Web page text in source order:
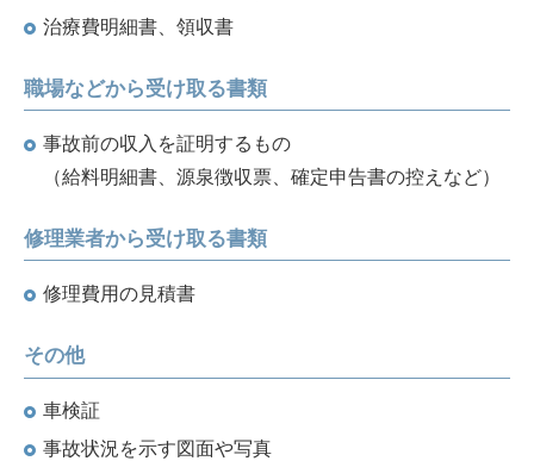
治療費明細書、領収書
職場などから受け取る書類
事故前の収入を証明するもの
（給料明細書、源泉徴収票、確定申告書の控えなど）
修理業者から受け取る書類
修理費用の見積書
その他
車検証
事故状況を示す図面や写真